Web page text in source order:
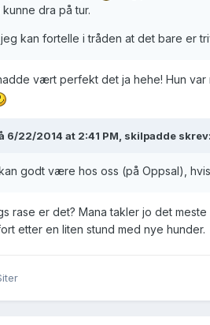
dra på tur.
kan fortelle i tråden at det bare er
vært perfekt det ja hehe! Hun
6/22/2014 at 2:41 PM, skilpadde skrev:
godt være hos oss (på Oppsal),
rase er det? Mana takler jo det
etter en liten stund med nye hunder.